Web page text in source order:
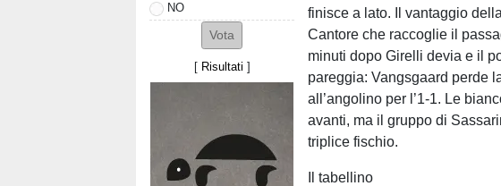
NO
[ Risultati ]
finisce a lato. Il vantaggio
Cantore che raccoglie il
minuti dopo Girelli devia e il
pareggia: Vangsgaard perde
all’angolino per l’1-1. Le
avanti, ma il gruppo di
triplice fischio.
Il tabellino